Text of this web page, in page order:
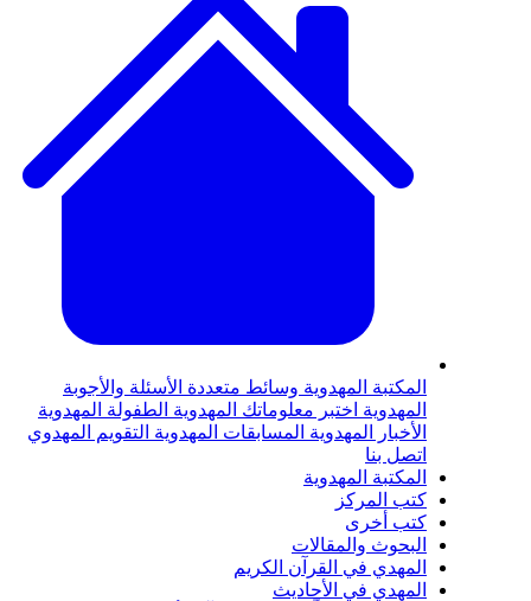
المكتبة المهدوية وسائط متعددة الأسئلة والأجوبة
المهدوية اختبر معلوماتك المهدوية الطفولة المهدوية
الأخبار المهدوية المسابقات المهدوية التقويم المهدوي
اتصل بنا
المكتبة المهدوية
كتب المركز
كتب أخرى
البحوث والمقالات
المهدي في القرآن الكريم
المهدي في الأحاديث